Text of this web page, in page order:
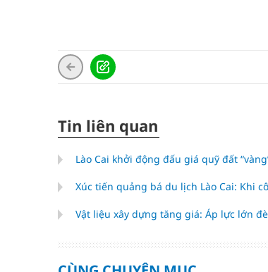
Tin liên quan
Lào Cai khởi động đấu giá quỹ đất
Xúc tiến quảng bá du lịch Lào Cai: Khi
Vật liệu xây dựng tăng giá: Áp lực lớn